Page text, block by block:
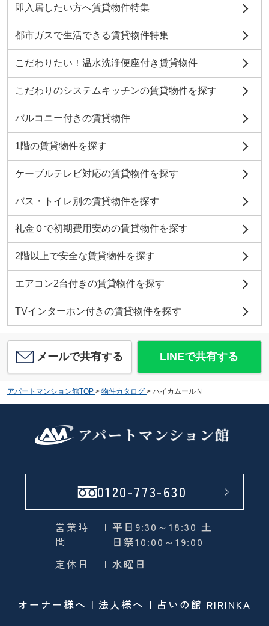
即入居したい方へ賃貸物件特集
都市ガスで生活できる賃貸物件特集
こだわりたい！温水洗浄便座付き賃貸物件
こだわりのシステムキッチンの賃貸物件を探す
バルコニー付きの賃貸物件
1階の賃貸物件を探す
ケーブルテレビ対応の賃貸物件を探す
バス・トイレ別の賃貸物件を探す
礼金０で初期費用安めの賃貸物件を探す
2階以上で安全な賃貸物件を探す
エアコン2台付きの賃貸物件を探す
TVインターホン付きの賃貸物件を探す
メールで共有する LINEで共有する
アパートマンション館TOP > 物件カタログ > ハイカムールＮ
0120-773-630
営業時
間
| 平日9:30～18:30 土
日祭10:00～19:00
定休日
| 水曜日
オーナー様へ 法人様へ 占いの館 RIRINKA